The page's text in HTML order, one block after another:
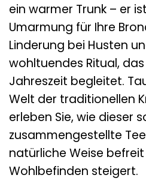
ein warmer Trunk – er
Umarmung für Ihre
Linderung bei Husten
wohltuendes Ritual,
Jahreszeit begleitet.
Welt der traditionellen
erleben Sie, wie dieser
zusammengestellte
natürliche Weise
Wohlbefinden steigert.